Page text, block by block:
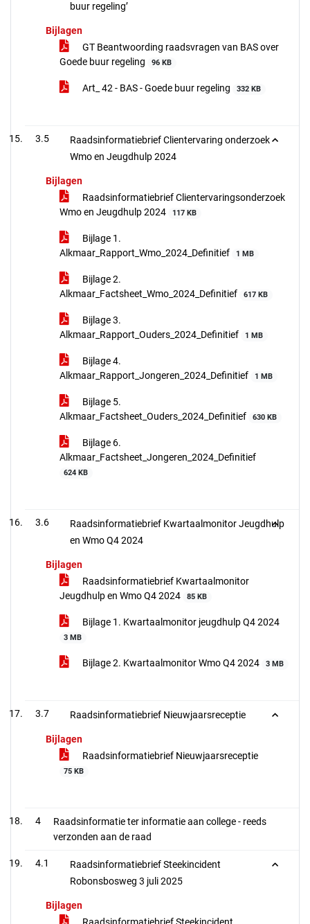
buur regeling’
Bijlagen
GT Beantwoording raadsvragen van BAS over
Goede buur regeling
96 KB
Art_ 42 - BAS - Goede buur regeling 332 KB
3.5
Raadsinformatiebrief Clientervaring onderzoek
Wmo en Jeugdhulp 2024
Bijlagen
Raadsinformatiebrief Clientervaringsonderzoek
Wmo en Jeugdhulp 2024
117 KB
Bijlage 1.
Alkmaar_Rapport_Wmo_2024_Definitief
1 MB
Bijlage 2.
Alkmaar_Factsheet_Wmo_2024_Definitief
617 KB
Bijlage 3.
Alkmaar_Rapport_Ouders_2024_Definitief
1 MB
Bijlage 4.
Alkmaar_Rapport_Jongeren_2024_Definitief
1 MB
Bijlage 5.
Alkmaar_Factsheet_Ouders_2024_Definitief
630 KB
Bijlage 6.
Alkmaar_Factsheet_Jongeren_2024_Definitief
624 KB
3.6
Raadsinformatiebrief Kwartaalmonitor Jeugdhulp
en Wmo Q4 2024
Bijlagen
Raadsinformatiebrief Kwartaalmonitor
Jeugdhulp en Wmo Q4 2024
85 KB
Bijlage 1. Kwartaalmonitor jeugdhulp Q4 2024
3 MB
Bijlage 2. Kwartaalmonitor Wmo Q4 2024 3 MB
3.7 Raadsinformatiebrief Nieuwjaarsreceptie
Bijlagen
Raadsinformatiebrief Nieuwjaarsreceptie
75 KB
4
Raadsinformatie ter informatie aan college - reeds
verzonden aan de raad
4.1
Raadsinformatiebrief Steekincident
Robonsbosweg 3 juli 2025
Bijlagen